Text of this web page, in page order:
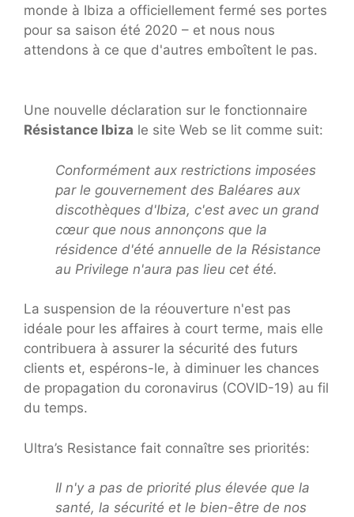
monde à Ibiza a officiellement fermé ses portes
pour sa saison été 2020 – et nous nous
attendons à ce que d'autres emboîtent le pas.
Une nouvelle déclaration sur le fonctionnaire
Résistance Ibiza le site Web se lit comme suit:
Conformément aux restrictions imposées
par le gouvernement des Baléares aux
discothèques d'Ibiza, c'est avec un grand
cœur que nous annonçons que la
résidence d'été annuelle de la Résistance
au Privilege n'aura pas lieu cet été.
La suspension de la réouverture n'est pas
idéale pour les affaires à court terme, mais elle
contribuera à assurer la sécurité des futurs
clients et, espérons-le, à diminuer les chances
de propagation du coronavirus (COVID-19) au fil
du temps.
Ultra’s Resistance fait connaître ses priorités:
Il n'y a pas de priorité plus élevée que la
santé, la sécurité et le bien-être de nos